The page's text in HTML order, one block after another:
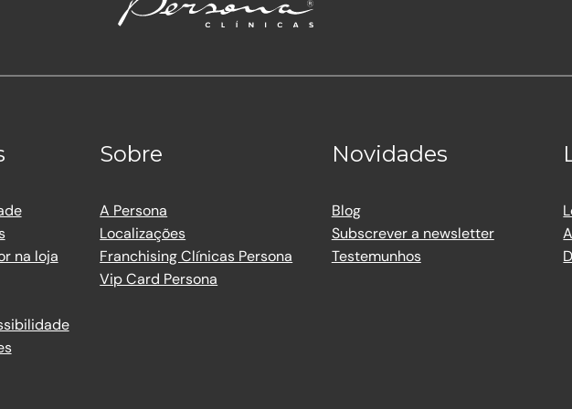
na loja
Sobre
A Persona
Localizações
Franchising Clínicas Persona
Vip Card Persona
Novidades
Blog
Subscrever a newsletter
Testemunhos